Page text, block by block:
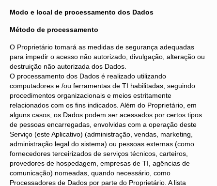
Modo e local de processamento dos Dados
Método de processamento
O Proprietário tomará as medidas de segurança adequadas
para impedir o acesso não autorizado, divulgação, alteração ou
destruição não autorizada dos Dados.
O processamento dos Dados é realizado utilizando
computadores e /ou ferramentas de TI habilitadas, seguindo
procedimentos organizacionais e meios estritamente
relacionados com os fins indicados. Além do Proprietário, em
alguns casos, os Dados podem ser acessados por certos tipos
de pessoas encarregadas, envolvidas com a operação deste
Serviço (este Aplicativo) (administração, vendas, marketing,
administração legal do sistema) ou pessoas externas (como
fornecedores terceirizados de serviços técnicos, carteiros,
provedores de hospedagem, empresas de TI, agências de
comunicação) nomeadas, quando necessário, como
Processadores de Dados por parte do Proprietário. A lista